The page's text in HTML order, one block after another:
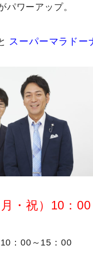
パワーアップ。
スーパーマラドー
・祝）10：
10 ：00 ～ 15 ： 00